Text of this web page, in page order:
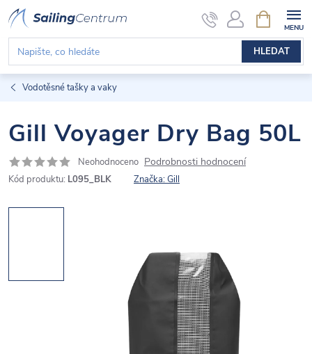
Přejít
na
obsah
HLEDAT
NÁKUPNÍ
KOŠÍK
Vodotěsné tašky a vaky
Gill Voyager Dry Bag 50L
Neohodnoceno Podrobnosti hodnocení
Kód produktu: L095_BLK Značka:Gill